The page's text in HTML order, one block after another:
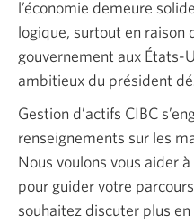
l’économie demeure
logique, surtout en raison
gouvernement aux États-
ambitieux du président
Gestion d’actifs CIBC
renseignements sur les
Nous voulons vous aider
pour guider votre
souhaitez discuter plus